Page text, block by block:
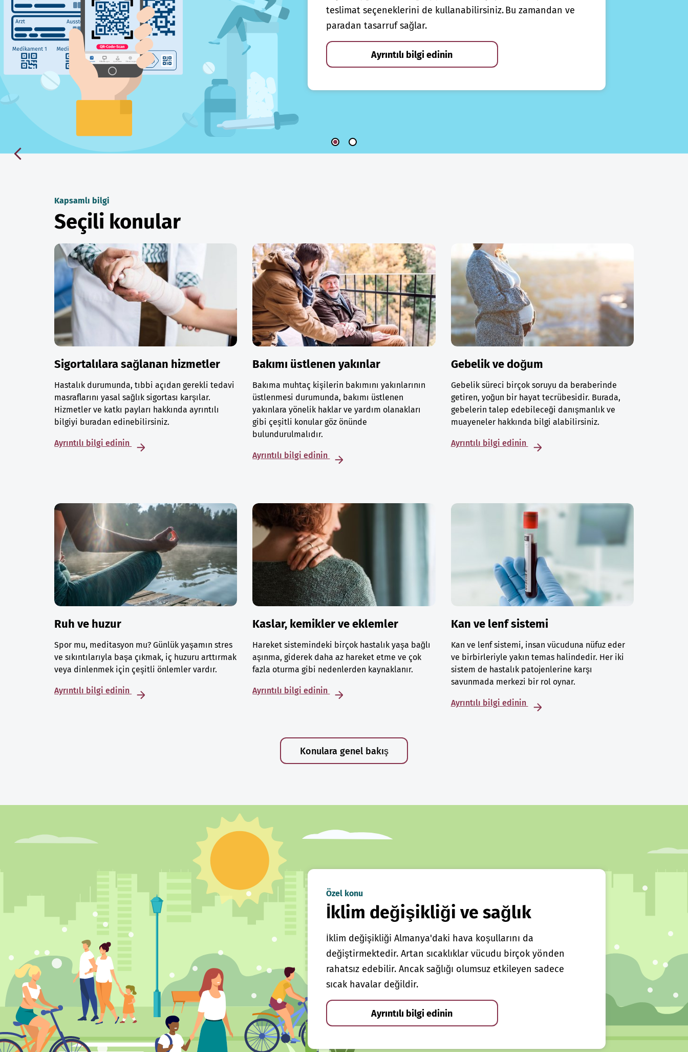
teslimat seçeneklerini de kullanabilirsiniz. Bu zamandan ve
paradan tasarruf sağlar.
Ayrıntılı bilgi edinin
Kapsamlı bilgi
Seçili konular
Sigortalılara sağlanan hizmetler
Hastalık durumunda, tıbbi açıdan gerekli tedavi
masraflarını yasal sağlık sigortası karşılar.
Hizmetler ve katkı payları hakkında ayrıntılı
bilgiyi buradan edinebilirsiniz.
Ayrıntılı bilgi edinin
Bakımı üstlenen yakınlar
Bakıma muhtaç kişilerin bakımını yakınlarının
üstlenmesi durumunda, bakımı üstlenen
yakınlara yönelik haklar ve yardım olanakları
gibi çeşitli konular göz önünde
bulundurulmalıdır.
Ayrıntılı bilgi edinin
Gebelik ve doğum
Gebelik süreci birçok soruyu da beraberinde
getiren, yoğun bir hayat tecrübesidir. Burada,
gebelerin talep edebileceği danışmanlık ve
muayeneler hakkında bilgi alabilirsiniz.
Ayrıntılı bilgi edinin
Ruh ve huzur
Spor mu, meditasyon mu? Günlük yaşamın stres
ve sıkıntılarıyla başa çıkmak, iç huzuru arttırmak
veya dinlenmek için çeşitli önlemler vardır.
Ayrıntılı bilgi edinin
Kaslar, kemikler ve eklemler
Hareket sistemindeki birçok hastalık yaşa bağlı
aşınma, giderek daha az hareket etme ve çok
fazla oturma gibi nedenlerden kaynaklanır.
Ayrıntılı bilgi edinin
Kan ve lenf sistemi
Kan ve lenf sistemi, insan vücuduna nüfuz eder
ve birbirleriyle yakın temas halindedir. Her iki
sistem de hastalık patojenlerine karşı
savunmada merkezi bir rol oynar.
Ayrıntılı bilgi edinin
Konulara genel bakış
Özel konu
İklim değişikliği ve sağlık
İklim değişikliği Almanya'daki hava koşullarını da
değiştirmektedir. Artan sıcaklıklar vücudu birçok yönden
rahatsız edebilir. Ancak sağlığı olumsuz etkileyen sadece
sıcak havalar değildir.
Ayrıntılı bilgi edinin